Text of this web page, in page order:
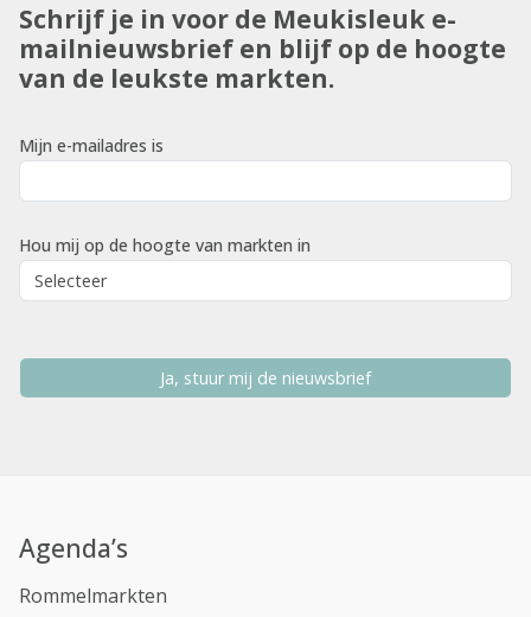
Schrijf je in voor de Meukisleuk e-
mailnieuwsbrief en blijf op de hoogte
van de leukste markten.
Mijn e-mailadres is
Hou mij op de hoogte van markten in
Ja, stuur mij de nieuwsbrief
Agenda’s
Rommelmarkten